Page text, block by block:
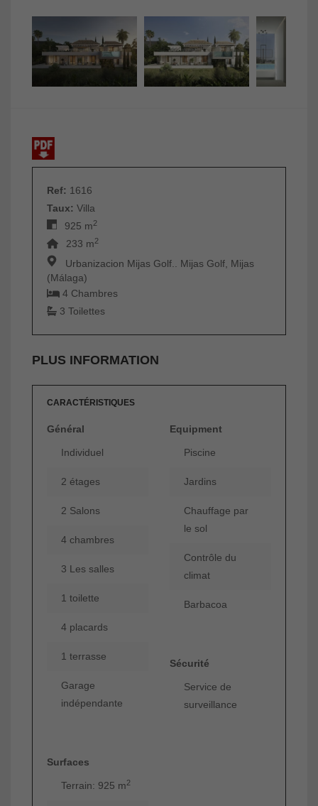
Ref: 1616
Taux: Villa
925 m2
233 m2
Urbanizacion Mijas Golf.. Mijas Golf, Mijas
(Málaga)
4 Chambres
3 Toilettes
PLUS INFORMATION
CARACTÉRISTIQUES
Général
Individuel
2 étages
2 Salons
4 chambres
3 Les salles
1 toilette
4 placards
1 terrasse
Garage
indépendante
Surfaces
Terrain: 925 m2
Equipment
Piscine
Jardins
Chauffage par
le sol
Contrôle du
climat
Barbacoa
Sécurité
Service de
surveillance